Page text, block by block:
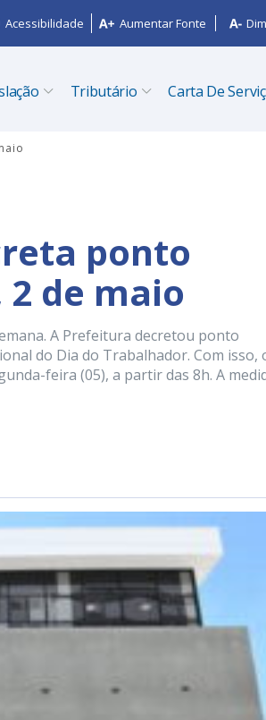
Acessibilidade Aumentar Fonte
Tributário Carta De
ponto
de maio
A Prefeitura decretou ponto
do Dia do Trabalhador. Com isso,
feira (05), a partir das 8h. A